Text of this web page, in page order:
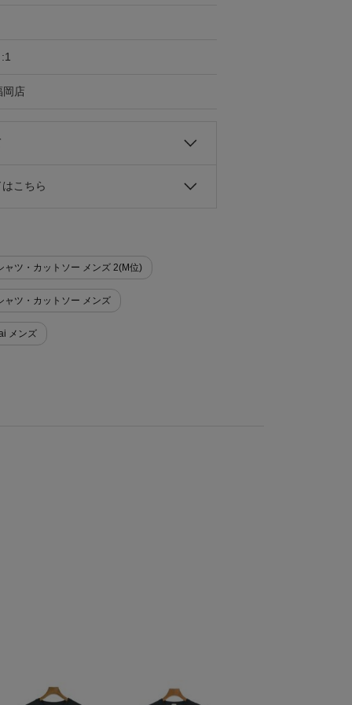
岡店
こちら
ツ・カットソー メンズ 2(M位)
ャツ・カットソー メンズ
メンズ